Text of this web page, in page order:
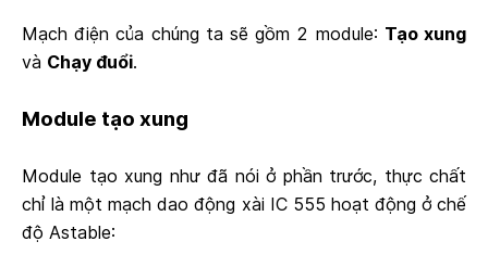
Mạch điện của chúng ta sẽ gồm 2 module: Tạo xung
và Chạy đuổi.
Module tạo xung
Module tạo xung như đã nói ở phần trước, thực chất
chỉ là một mạch dao động xài IC 555 hoạt động ở chế
độ Astable: